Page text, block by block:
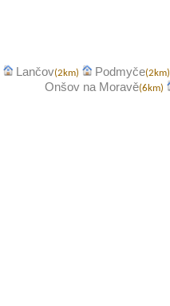
Lančov(2km) Podmyče(2km)
Onšov na Moravě(6km)